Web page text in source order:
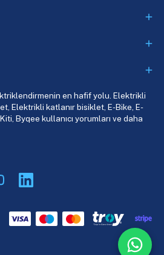
en hafif yolu. Elektrikli
Elektrikli katlanır bisiklet, E-Bike, E-
Byqee kullanıcı yorumları ve daha